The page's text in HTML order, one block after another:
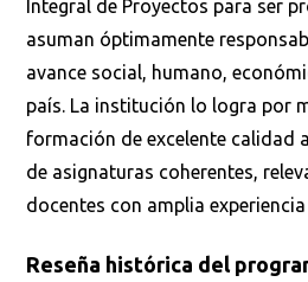
Integral de Proyectos para ser
asuman óptimamente
avance social, humano,
país. La institución lo logra por
formación de excelente calidad
de asignaturas coherentes,
docentes con amplia
Reseña histórica del